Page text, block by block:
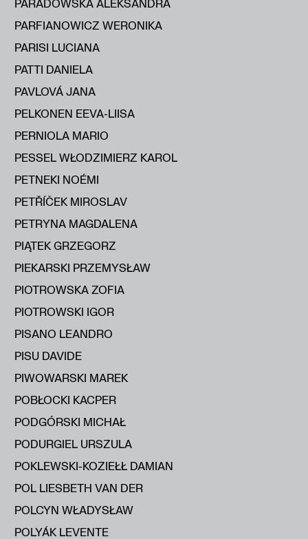
PARADOWSKA ALEKSANDRA
PARFIANOWICZ WERONIKA
PARISI LUCIANA
PATTI DANIELA
PAVLOVÁ JANA
PELKONEN EEVA-LIISA
PERNIOLA MARIO
PESSEL WŁODZIMIERZ KAROL
PETNEKI NOÉMI
PETŘÍČEK MIROSLAV
PETRYNA MAGDALENA
PIĄTEK GRZEGORZ
PIEKARSKI PRZEMYSŁAW
PIOTROWSKA ZOFIA
PIOTROWSKI IGOR
PISANO LEANDRO
PISU DAVIDE
PIWOWARSKI MAREK
POBŁOCKI KACPER
PODGÓRSKI MICHAŁ
PODURGIEL URSZULA
POKLEWSKI-KOZIEŁŁ DAMIAN
POL LIESBETH VAN DER
POLCYN WŁADYSŁAW
POLYÁK LEVENTE